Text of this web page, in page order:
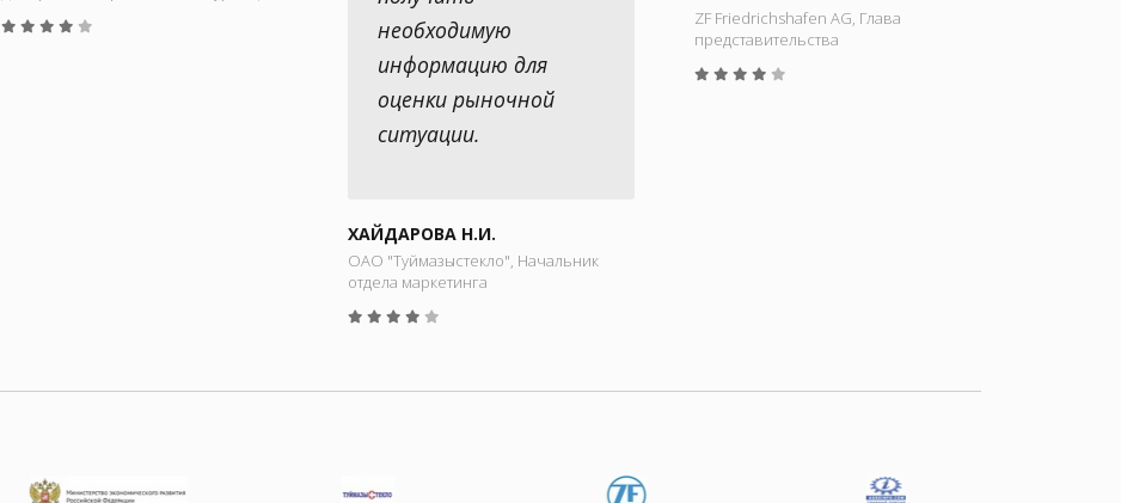
необходимую
информацию для
оценки рыночной
ситуации.
ХАЙДАРОВА Н.И.
ОАО "Туймазыстекло", Начальник
отдела маркетинга
ZF Friedrichshafen AG, Глава
представительства